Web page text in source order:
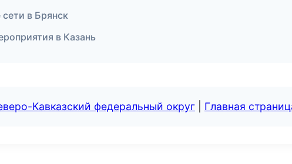
в Брянск
в Казань
Кавказский федеральный округ Главная